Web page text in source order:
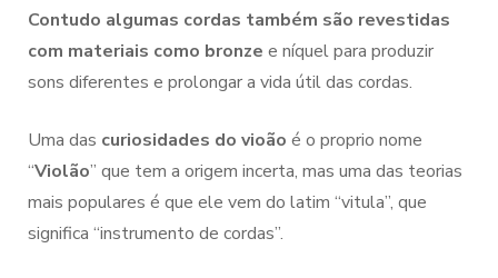
Contudo algumas cordas também são revestidas
com materiais como bronze e níquel para produzir
sons diferentes e prolongar a vida útil das cordas.
Uma das curiosidades do vioão é o proprio nome
“Violão” que tem a origem incerta, mas uma das teorias
mais populares é que ele vem do latim “vitula”, que
significa “instrumento de cordas”.